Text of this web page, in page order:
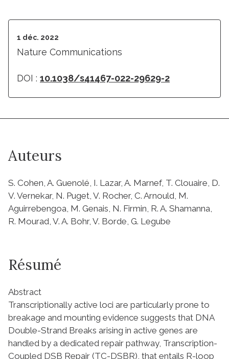
1 déc. 2022
Nature Communications
DOI : 10.1038/s41467-022-29629-2
Auteurs
S. Cohen, A. Guenolé, I. Lazar, A. Marnef, T. Clouaire, D.
V. Vernekar, N. Puget, V. Rocher, C. Arnould, M.
Aguirrebengoa, M. Genais, N. Firmin, R. A. Shamanna,
R. Mourad, V. A. Bohr, V. Borde, G. Legube
Résumé
Abstract
Transcriptionally active loci are particularly prone to
breakage and mounting evidence suggests that DNA
Double-Strand Breaks arising in active genes are
handled by a dedicated repair pathway, Transcription-
Coupled DSB Repair (TC-DSBR), that entails R-loop